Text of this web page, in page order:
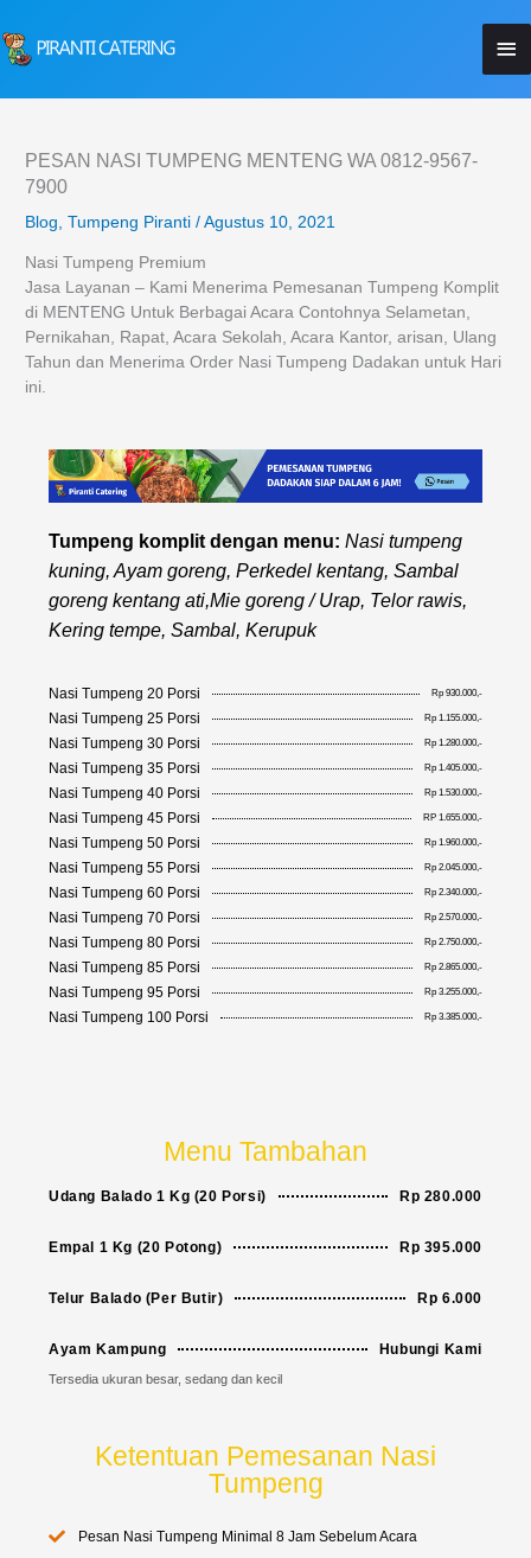
ke
konten
PESAN NASI TUMPENG MENTENG WA 0812-9567-
7900
Blog,Tumpeng Piranti /Agustus 10, 2021
Nasi Tumpeng Premium
Jasa Layanan – Kami Menerima Pemesanan Tumpeng Komplit
di MENTENG Untuk Berbagai Acara Contohnya Selametan,
Pernikahan, Rapat, Acara Sekolah, Acara Kantor, arisan, Ulang
Tahun dan Menerima Order Nasi Tumpeng Dadakan untuk Hari
ini.
Tumpeng komplit dengan menu: Nasi tumpeng
kuning, Ayam goreng, Perkedel kentang, Sambal
goreng kentang ati,Mie goreng / Urap, Telor rawis,
Kering tempe, Sambal, Kerupuk
Nasi Tumpeng 20 Porsi Rp 930.000,-
Nasi Tumpeng 25 Porsi Rp 1.155.000,-
Nasi Tumpeng 30 Porsi Rp 1.280.000,-
Nasi Tumpeng 35 Porsi Rp 1.405.000,-
Nasi Tumpeng 40 Porsi Rp 1.530.000,-
Nasi Tumpeng 45 Porsi RP 1.655.000,-
Nasi Tumpeng 50 Porsi Rp 1.960.000,-
Nasi Tumpeng 55 Porsi Rp 2.045.000,-
Nasi Tumpeng 60 Porsi Rp 2.340.000,-
Nasi Tumpeng 70 Porsi Rp 2.570.000,-
Nasi Tumpeng 80 Porsi Rp 2.750.000,-
Nasi Tumpeng 85 Porsi Rp 2.865.000,-
Nasi Tumpeng 95 Porsi Rp 3.255.000,-
Nasi Tumpeng 100 Porsi Rp 3.385.000,-
Menu Tambahan
Udang Balado 1 Kg (20 Porsi) Rp 280.000
Empal 1 Kg (20 Potong) Rp 395.000
Telur Balado (Per Butir) Rp 6.000
Ayam Kampung Hubungi Kami
Tersedia ukuran besar, sedang dan kecil
Ketentuan Pemesanan Nasi
Tumpeng
Pesan Nasi Tumpeng Minimal 8 Jam Sebelum Acara